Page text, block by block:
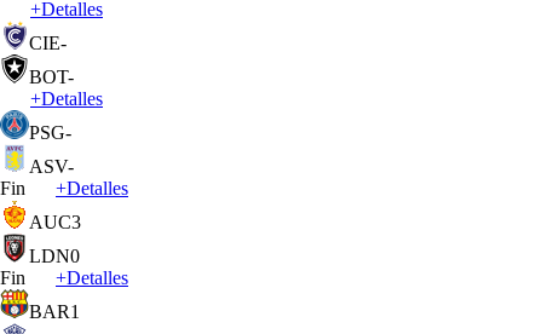
+Detalles
CIE-
BOT-
+Detalles
PSG-
ASV-
Fin
+Detalles
AUC3
LDN0
Fin
+Detalles
BAR1